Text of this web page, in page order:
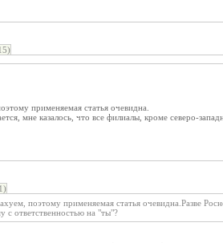
применяемая статья очевидна.
мне казалось, что все филиалы, кроме северо-
поэтому применяемая статья очевидна.Разве
с ответственностью на "ты"?